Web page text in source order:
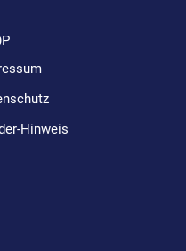
Hinweis